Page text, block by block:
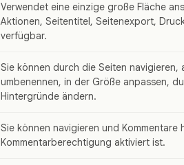
Verwendet eine einzige große Fläche
Aktionen, Seitentitel, Seitenexport,
verfügbar.
Sie können durch die Seiten navigieren,
umbenennen, in der Größe anpassen,
Hintergründe ändern.
Sie können navigieren und Kommentare
Kommentarberechtigung aktiviert ist.